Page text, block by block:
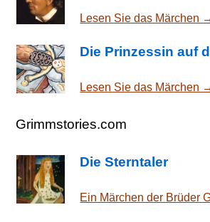
Lesen Sie das Märchen
Die Prinzessin auf
Lesen Sie das Märchen
Grimmstories.com
Die Sterntaler
Ein Märchen der Brüder